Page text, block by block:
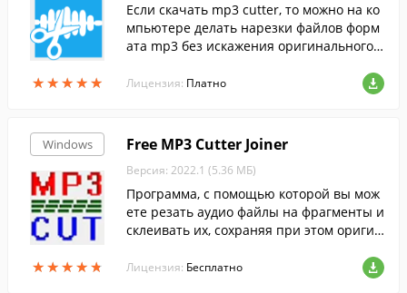
★★★★★
★★★★★
Если скачать mp3 cutter, то можно на ко
мпьютере делать нарезки файлов форм
ата mp3 без искажения оригинального к
Лицензия: Платно
Windows
★★★★★
★★★★★
Free MP3 Cutter Joiner
Версия: 2022.1 (5.36 МБ)
Программа, с помощью которой вы мож
ете резать аудио файлы на фрагменты и
склеивать их, сохраняя при этом оригин
Лицензия: Бесплатно